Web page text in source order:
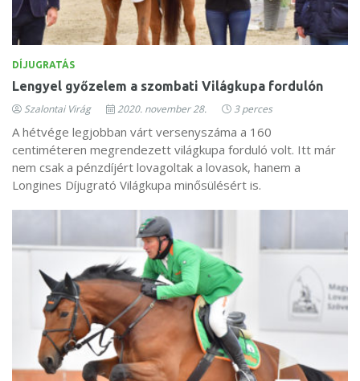
DÍJUGRATÁS
Lengyel győzelem a szombati Világkupa fordulón
Szalontai Virág 2020. november 28. 3 perces
A hétvége legjobban várt versenyszáma a 160
centiméteren megrendezett világkupa forduló volt. Itt már
nem csak a pénzdíjért lovagoltak a lovasok, hanem a
Longines Díjugrató Világkupa minősülésért is.